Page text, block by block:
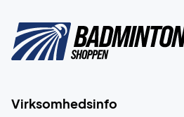
Virksomhedsinfo